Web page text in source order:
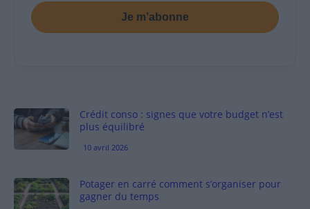
Je m’abonne
Crédit conso : signes que votre budget n’est
plus équilibré
10 avril 2026
Potager en carré comment s’organiser pour
gagner du temps